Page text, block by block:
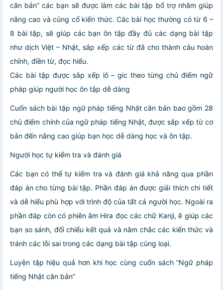
căn bản” các bạn sẽ được làm các bài tập bổ trợ nhằm giúp
nâng cao và củng cố kiến thức. Các bài học thường có từ 6 –
8 bài tập, sẽ giúp các bạn ôn tập đầy đủ các dạng bài tập
như dịch Việt – Nhật, sắp xếp các từ đã cho thành câu hoàn
chỉnh, điền từ, đọc hiểu.
Các bài tập được sắp xếp lô – gic theo từng chủ điểm ngữ
pháp giúp người học ôn tập dễ dàng
Cuốn sách bài tập ngữ pháp tiếng Nhật căn bản bao gồm 28
chủ điểm chính của ngữ pháp tiếng Nhật, được sắp xếp từ cơ
bản đến nâng cao giúp bạn học dễ dàng học và ôn tập.
Người học tự kiểm tra và đánh giá
Các bạn có thể tự kiểm tra và đánh giá khả năng qua phần
đáp án cho từng bài tập. Phần đáp án được giải thích chi tiết
và dễ hiểu phù hợp với trình độ của tất cả người học. Ngoài ra
phần đáp còn có phiên âm Hira đọc các chữ Kanji, ẽ giúp các
bạn so sánh, đối chiếu kết quả và nắm chắc các kiến thức và
tránh các lỗi sai trong các dạng bài tập cùng loại.
Luyện tập hiệu quả hơn khi học cùng cuốn sách “Ngữ pháp
tiếng Nhật căn bản”